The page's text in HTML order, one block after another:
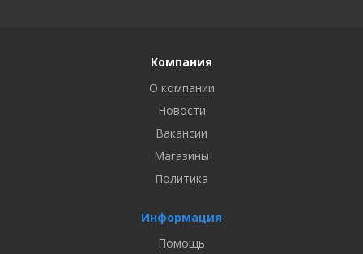
Компания
О компании
Новости
Вакансии
Магазины
Политика
Информация
Помощь